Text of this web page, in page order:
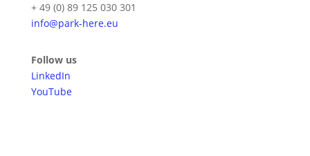
+ 49 (0) 89 125 030 301
info@park-here.eu
Follow us
LinkedIn
YouTube